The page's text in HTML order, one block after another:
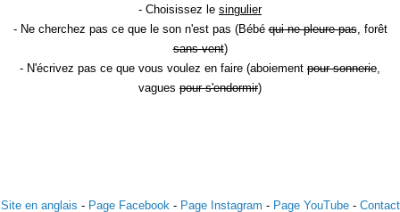
- Choisissez le singulier
- Ne cherchez pas ce que le son n'est pas (Bébéqui ne pleure pas, forêt
sans vent)
- N'écrivez pas ce que vous voulez en faire (aboiement pour sonnerie,
vagues pour s'endormir)
Site en anglais - Page Facebook- Page Instagram - Page YouTube- Contact